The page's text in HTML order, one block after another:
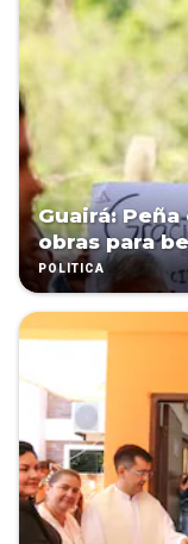
Guairá:
obras para
POLÍTICA